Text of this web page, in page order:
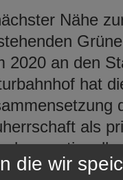
Nähe
2020 an den
hat
als
einer
die wir